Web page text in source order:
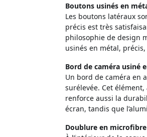
Boutons usinés en
Les boutons latéraux
précis est très
philosophie de design
usinés en métal,
Bord de caméra usiné
Un bord de caméra en
surélevée. Cet
renforce aussi la
écran, tandis que
Doublure en